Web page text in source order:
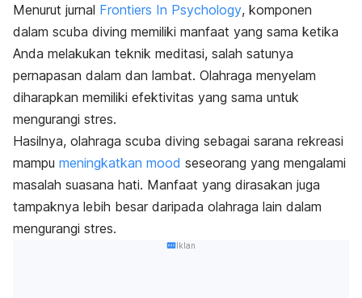
Menurut jurnal Frontiers In Psychology, komponen
dalam scuba diving memiliki manfaat yang sama ketika
Anda melakukan teknik meditasi, salah satunya
pernapasan dalam dan lambat. Olahraga menyelam
diharapkan memiliki efektivitas yang sama untuk
mengurangi stres.
Hasilnya, olahraga scuba diving sebagai sarana rekreasi
mampu meningkatkan mood seseorang yang mengalami
masalah suasana hati. Manfaat yang dirasakan juga
tampaknya lebih besar daripada olahraga lain dalam
mengurangi stres.
Iklan